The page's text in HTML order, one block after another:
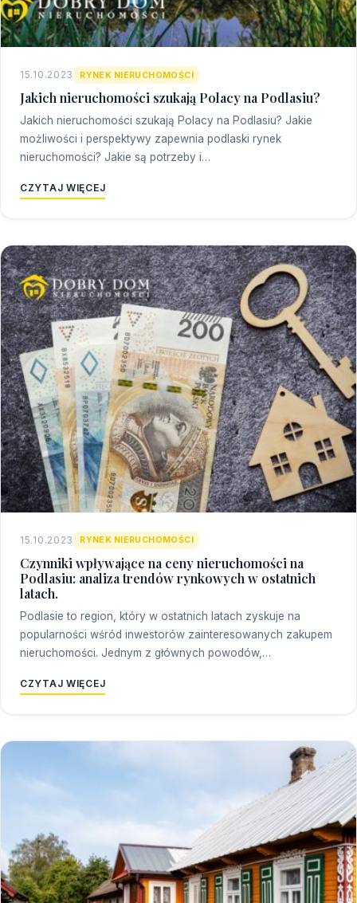
15.10.2023 RYNEK NIERUCHOMOŚCI
Jakich nieruchomości szukają Polacy na Podlasiu?
Jakich nieruchomości szukają Polacy na Podlasiu? Jakie
możliwości i perspektywy zapewnia podlaski rynek
nieruchomości? Jakie są potrzeby i…
CZYTAJ WIĘCEJ
15.10.2023 RYNEK NIERUCHOMOŚCI
Czynniki wpływające na ceny nieruchomości na
Podlasiu: analiza trendów rynkowych w ostatnich
latach.
Podlasie to region, który w ostatnich latach zyskuje na
popularności wśród inwestorów zainteresowanych zakupem
nieruchomości. Jednym z głównych powodów,…
CZYTAJ WIĘCEJ